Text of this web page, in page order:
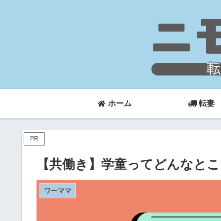
ホーム 転妻
PR
【共働き】学童ってどんなと
ワーママ